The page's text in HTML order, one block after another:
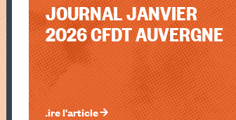
JOURNAL JANVIER
2026 CFDT AUVERGNE
Lire l'article